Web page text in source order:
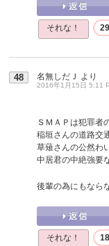
それな！
48 名無しだＪ より
2016年1月15日 5:11
ＳＭＡＰは犯罪者
稲垣さんの道路交
草薙さんの公然わ
中居君の中絶強要
後輩の為にもなら
それな！